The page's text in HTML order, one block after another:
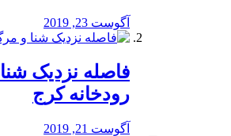
آگوست 23, 2019
️فاصله نزدیک
رودخانه کرج
آگوست 21, 2019